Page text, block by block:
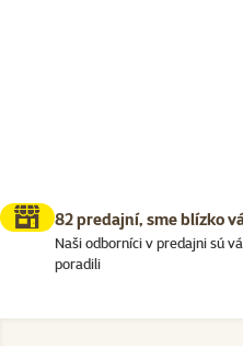
82 predajní, sme blízko
Naši odborníci v predajni sú
poradili